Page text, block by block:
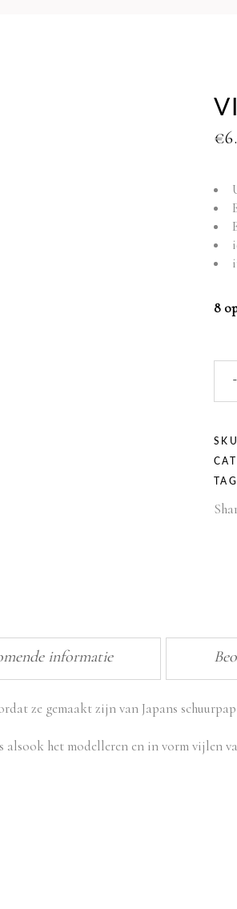
€
8
-
informatie
ze gemaakt zijn van Japans
alsook het modelleren en in vorm vijlen